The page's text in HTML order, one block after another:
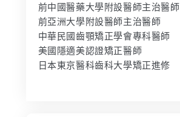
前中國醫藥大學附設醫師主治醫師
前亞洲大學附設醫師主治醫師
中華民國齒顎矯正學會專科醫師
美國隱適美認證矯正醫師
日本東京醫科齒科大學矯正進修